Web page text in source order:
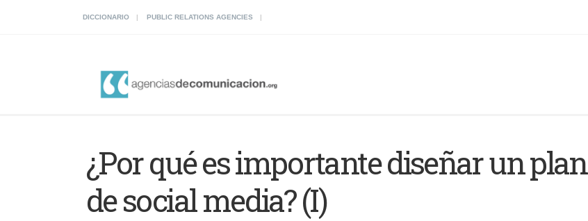
DICCIONARIO PUBLIC RELATIONS AGENCIES
¿Por qué es importante diseñar un plan
de social media? (I)